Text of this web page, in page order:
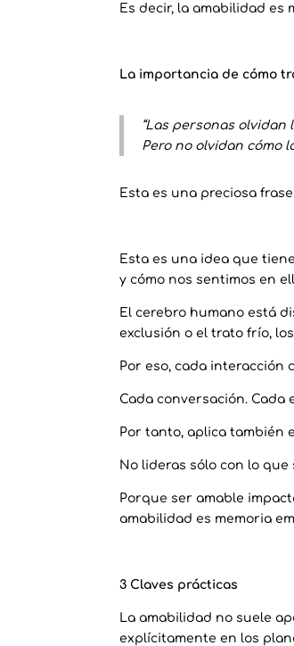
Es decir, la amabilidad
La importancia de cómo
“Las personas
Pero no olvidan cómo
Esta es una preciosa
Esta es una idea que
y cómo nos sentimos en
El cerebro humano está
exclusión o el trato frío,
Por eso, cada interacción
Cada conversación. Cada
Por tanto, aplica también
No lideras sólo con lo
Porque ser amable
amabilidad es memoria
3 Claves prácticas
La amabilidad no suele
explícitamente en los